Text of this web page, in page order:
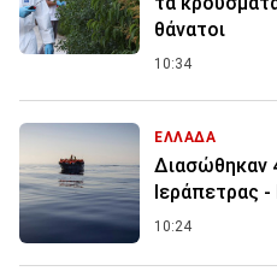
θάνατοι
10:34
ΕΛΛΑΔΑ
Διασώθηκαν
Ιεράπετρας
10:24